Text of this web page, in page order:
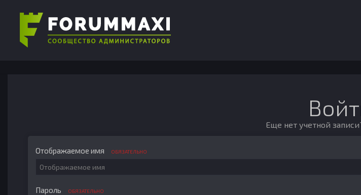
Еще нет учетной
Отображаемое имя ОБЯЗАТЕЛЬНО
Пароль ОБЯЗАТЕЛЬНО